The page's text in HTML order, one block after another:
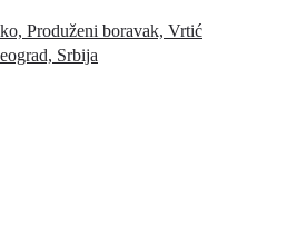
Produženi boravak, Vrtić
Srbija